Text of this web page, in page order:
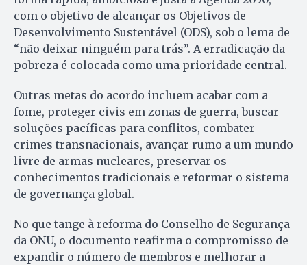
com o objetivo de alcançar os Objetivos de
Desenvolvimento Sustentável (ODS), sob o lema de
“não deixar ninguém para trás”. A erradicação da
pobreza é colocada como uma prioridade central.
Outras metas do acordo incluem acabar com a
fome, proteger civis em zonas de guerra, buscar
soluções pacíficas para conflitos, combater
crimes transnacionais, avançar rumo a um mundo
livre de armas nucleares, preservar os
conhecimentos tradicionais e reformar o sistema
de governança global.
No que tange à reforma do Conselho de Segurança
da ONU, o documento reafirma o compromisso de
expandir o número de membros e melhorar a